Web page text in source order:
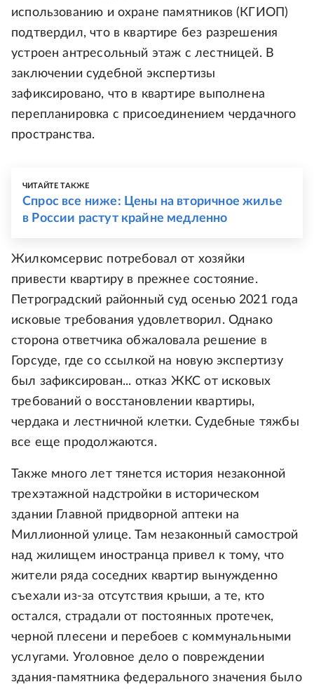
использованию и охране памятников (КГИОП)
подтвердил, что в квартире без разрешения
устроен антресольный этаж с лестницей. В
заключении судебной экспертизы
зафиксировано, что в квартире выполнена
перепланировка с присоединением чердачного
пространства.
ЧИТАЙТЕ ТАКЖЕ
Спрос все ниже: Цены на вторичное жилье
в России растут крайне медленно
Жилкомсервис потребовал от хозяйки
привести квартиру в прежнее состояние.
Петроградский районный суд осенью 2021 года
исковые требования удовлетворил. Однако
сторона ответчика обжаловала решение в
Горсуде, где со ссылкой на новую экспертизу
был зафиксирован... отказ ЖКС от исковых
требований о восстановлении квартиры,
чердака и лестничной клетки. Судебные тяжбы
все еще продолжаются.
Также много лет тянется история незаконной
трехэтажной надстройки в историческом
здании Главной придворной аптеки на
Миллионной улице. Там незаконный самострой
над жилищем иностранца привел к тому, что
жители ряда соседних квартир вынужденно
съехали из-за отсутствия крыши, а те, кто
остался, страдали от постоянных протечек,
черной плесени и перебоев с коммунальными
услугами. Уголовное дело о повреждении
здания-памятника федерального значения было